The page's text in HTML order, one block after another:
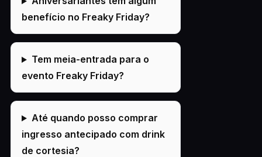
benefício no Freaky Friday?
Tem meia-entrada para o
evento Freaky Friday?
Até quando posso comprar
ingresso antecipado com drink
de cortesia?